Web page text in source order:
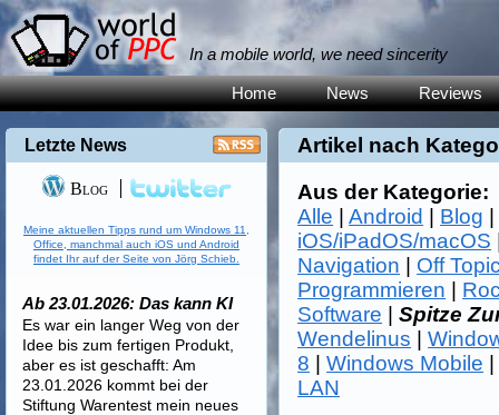
In a mobile world, we need sincerity
Home News Reviews
Artikel nach
Aus der Kategorie:
Alle |Android Blog
iOS/iPadOS/macOS
Navigation
Off
Programmieren
Software |Spitze
Wendelinus |
8 |Windows Mobile
LAN
Letzte News
Blog
Meine aktuellen Tipps rund um Windows 11,
Office, manchmal auch iOS und Android
findet Ihr auf der Seite von Jörg Schieb.
Ab 23.01.2026: Das kann KI
Es war ein langer Weg von der
Idee bis zum fertigen Produkt,
aber es ist geschafft: Am
23.01.2026 kommt bei der
Stiftung Warentest mein neues